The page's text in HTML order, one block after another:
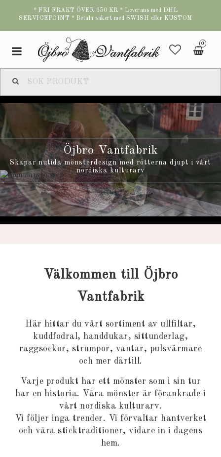
* FRI FRAKT ÖVER 650 KR * Leverans med DHL
SERVICEPOINT * Betala säkert med SWISH eller KUSTOM
0
Toggle
navigation
Öjbro Vantfabrik
Skapar nutida mönsterdesign med rötterna djupt i vårt
nordiska kulturarv
Välkommen till Öjbro
Vantfabrik
Här hittar du vårt sortiment av ullfiltar,
kuddfodral, handdukar, sittunderlag,
raggsockor, strumpor, vantar, pulsvärmare
och mer därtill.
Varje produkt har ett mönster som i sin tur
har en historia. Våra mönster är förankrade i
vårt nordiska kulturarv.
Vi följer inga trender. Vi förvaltar hantverket
och våra sticktraditioner, vidare in i dagens
hem.